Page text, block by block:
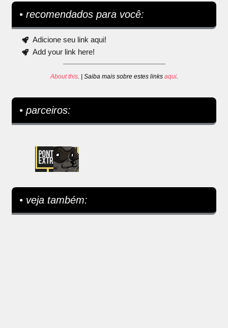
• recomendados para você:
Adicione seu link aqui!
Add your link here!
About this. | Saiba mais sobre estes links aqui.
• parceiros:
• veja também: